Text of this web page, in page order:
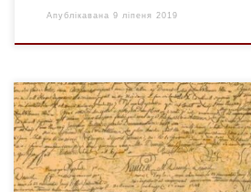
Апублікавана 9 ліпеня 2019
Прававая сістэма ВКЛ
мясцовага звычаёвага права,
судовых органаў. У ВКЛ з 2-й паловы